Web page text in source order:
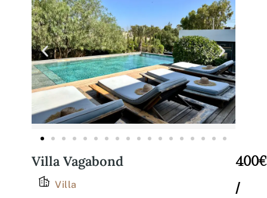
Villa Vagabond
Villa
400€
/